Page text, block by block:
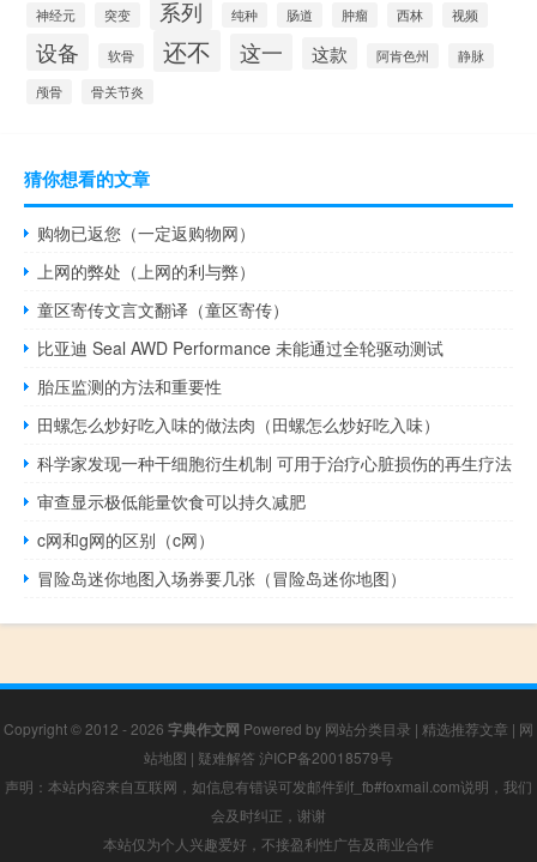
神经元 突变 系列 纯种 肠道 肿瘤 西林 视频
设备 软骨 还不 这一 这款 阿肯色州
静脉
颅骨
骨关节炎
猜你想看的文章
购物已返您（一定返购物网）
上网的弊处（上网的利与弊）
童区寄传文言文翻译（童区寄传）
比亚迪 Seal AWD Performance 未能通过全轮驱动测试
胎压监测的方法和重要性
田螺怎么炒好吃入味的做法肉（田螺怎么炒好吃入味）
科学家发现一种干细胞衍生机制 可用于治疗心脏损伤的再生疗法
审查显示极低能量饮食可以持久减肥
c网和g网的区别（c网）
冒险岛迷你地图入场券要几张（冒险岛迷你地图）
Copyright © 2012 - 2026 字典作文网 Powered by 网站分类目录 | 精选推荐文章 | 网
站地图 | 疑难解答 沪ICP备20018579号
声明：本站内容来自互联网，如信息有错误可发邮件到f_fb#foxmail.com说明，我们
会及时纠正，谢谢
本站仅为个人兴趣爱好，不接盈利性广告及商业合作